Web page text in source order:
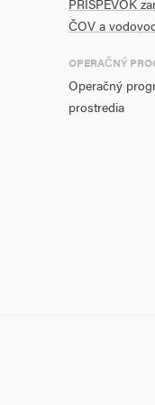
PRÍSPEVOK
ČOV a
OPERAČNÝ
Operačný
prostredia